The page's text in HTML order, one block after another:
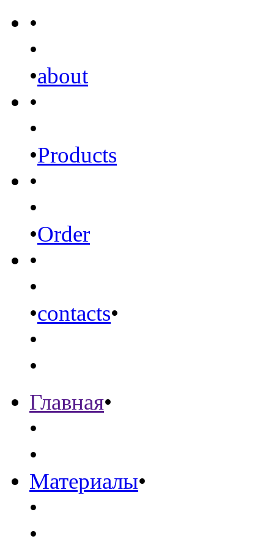
•
•
•about
•
•
•Products
•
•
•Order
•
•
•contacts•
•
•
Главная•
•
•
Материалы•
•
•